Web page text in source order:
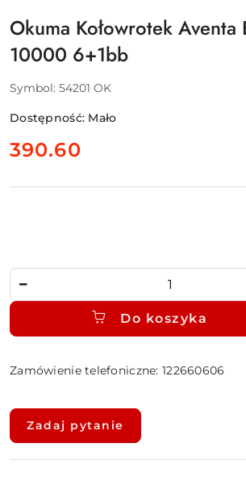
Okuma Kołowrotek Aventa
10000 6+1bb
Symbol: 54201 OK
Dostępność: Mało
cena:
390.60
Do koszyka
Zamówienie telefoniczne: 122660606
Dostępność
dostawa
Zadaj pytanie